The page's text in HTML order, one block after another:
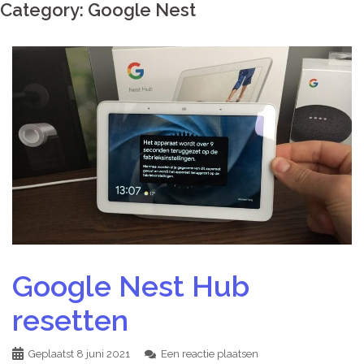
Category: Google Nest
Google Nest Hub
resetten
Geplaatst 8 juni 2021 Een reactie plaatsen